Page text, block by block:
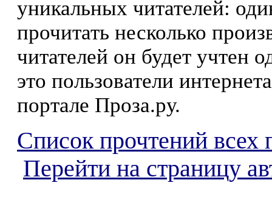
уникальных читателей:
прочитать несколько
читателей он будет учтен
это пользователи
портале Проза.ру.
Список прочтений всех
Перейти на страницу